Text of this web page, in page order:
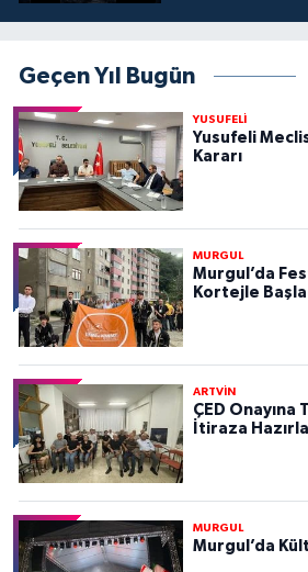
Geçen Yıl Bugün
YUSUFELİ
Yusufeli
Kararı
MURGUL
Murgul’da
Kortejle
ARTVİN
ÇED Onayına
İtiraza
MURGUL
Murgul’da